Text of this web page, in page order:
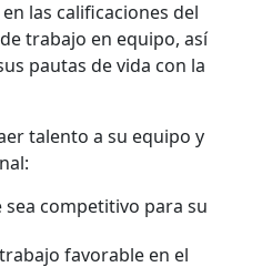
las calificaciones del
trabajo en equipo, así
pautas de vida con la
talento a su equipo y
competitivo para su
favorable en el